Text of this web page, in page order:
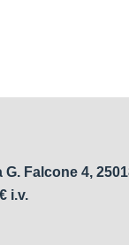
Falcone 4,
i.v.